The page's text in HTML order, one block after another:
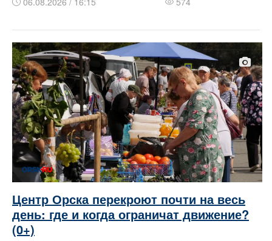
Центр Орска перекроют почти на весь
день: где и когда ограничат движение?
(0+)